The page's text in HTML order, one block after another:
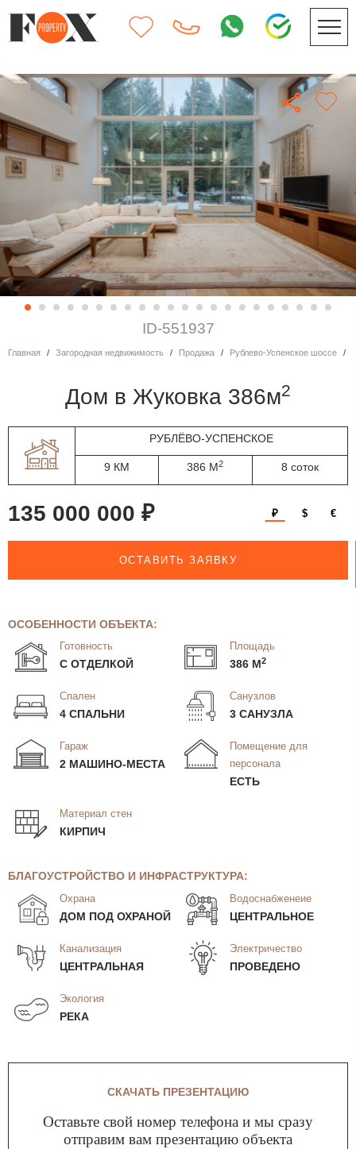
ID-551937
Главная Загородная недвижимость Продажа Рублево-Успенское шоссе
дом в Жуковка 386м2
РУБЛЁВО-УСПЕНСКОЕ
9 КМ 386 М2 8 соток
135 000 000 ₽ ₽ $ €
ОСТАВИТЬ ЗАЯВКУ
ОСОБЕННОСТИ ОБЪЕКТА:
Готовность
С ОТДЕЛКОЙ
Площадь
386 М2
Спален
4 СПАЛЬНИ
Санузлов
3 САНУЗЛА
Гараж
2 МАШИНО-МЕСТА
Помещение для
персонала
ЕСТЬ
Материал стен
КИРПИЧ
БЛАГОУСТРОЙСТВО И ИНФРАСТРУКТУРА:
Охрана
ДОМ ПОД ОХРАНОЙ
Водоснабженеие
ЦЕНТРАЛЬНОЕ
Канализация
ЦЕНТРАЛЬНАЯ
Электричество
ПРОВЕДЕНО
Экология
РЕКА
СКАЧАТЬ ПРЕЗЕНТАЦИЮ
Оставьте свой номер телефона и мы сразу
отправим вам презентацию объекта